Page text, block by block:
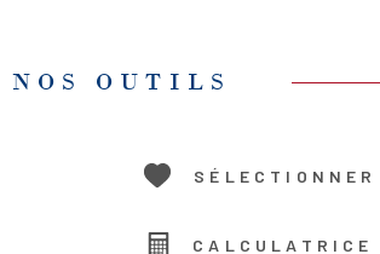
NOS OUTILS
SÉLECTIONNER
CALCULATRICE